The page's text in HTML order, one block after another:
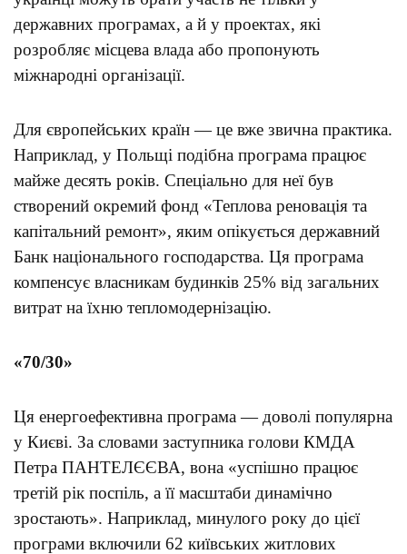
державних програмах, а й у проектах, які
розробляє місцева влада або пропонують
міжнародні організації.
Для європейських країн — це вже звична практика.
Наприклад, у Польщі подібна програма працює
майже десять років. Спеціально для неї був
створений окремий фонд «Теплова реновація та
капітальний ремонт», яким опікується державний
Банк національного господарства. Ця програма
компенсує власникам будинків 25% від загальних
витрат на їхню тепломодернізацію.
«70/30»
Ця енергоефективна програма — доволі популярна
у Києві. За словами заступника голови КМДА
Петра ПАНТЕЛЄЄВА, вона «успішно працює
третій рік поспіль, а її масштаби динамічно
зростають». Наприклад, минулого року до цієї
програми включили 62 київських житлових